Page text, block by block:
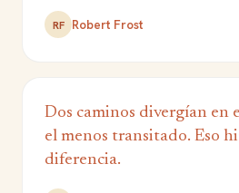
RF Robert Frost
Dos caminos divergían en
el menos transitado. Eso
diferencia.